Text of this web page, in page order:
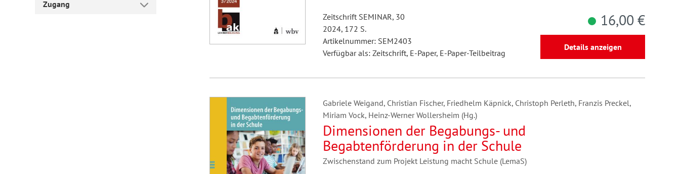
Zugang
Zeitschrift SEMINAR, 30
2024, 172 S.
Artikelnummer: SEM2403
Verfügbar als: Zeitschrift, E-Paper, E-Paper-Teilbeitrag
16,00 €
Details anzeigen
Gabriele Weigand, Christian Fischer, Friedhelm Käpnick, Christoph Perleth, Franzis Preckel,
Miriam Vock, Heinz-Werner Wollersheim (Hg.)
Dimensionen der Begabungs- und
Begabtenförderung in der Schule
Zwischenstand zum Projekt Leistung macht Schule (LemaS)